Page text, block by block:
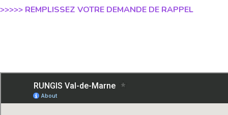
>>>>> REMPLISSEZ VOTRE DEMANDE DE RAPPEL